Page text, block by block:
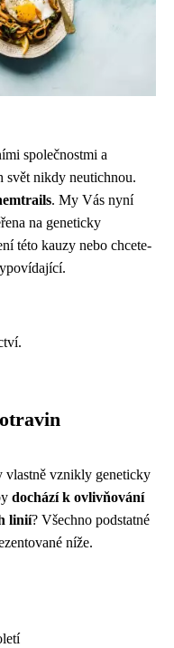
společnostmi a
svět nikdy neutichnou.
. My Vás nyní
na geneticky
této kauzy nebo chcete-
vlastně vznikly geneticky
dochází k ovlivňování
linií? Všechno podstatné
níže.